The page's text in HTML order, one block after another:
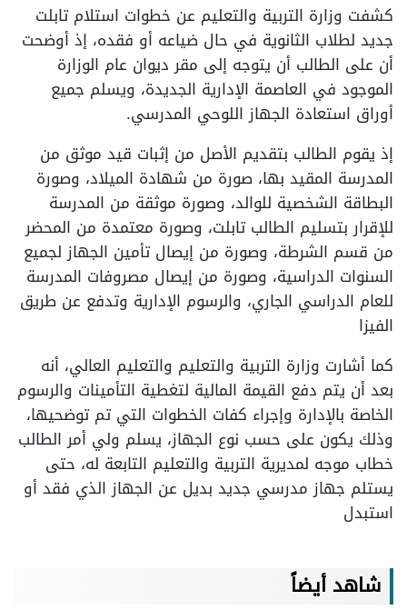
كشفت وزارة التربية والتعليم عن خطوات استلام تابلت
جديد لطلاب الثانوية في حال ضياعه أو فقده، إذ أوضحت
أن على الطالب أن يتوجه إلى مقر ديوان عام الوزارة
الموجود في العاصمة الإدارية الجديدة، ويسلم جميع
أوراق استعادة الجهاز اللوحي المدرسي.
إذ يقوم الطالب بتقديم الأصل من إثبات قيد موثق من
المدرسة المقيد بها، صورة من شهادة الميلاد، وصورة
البطاقة الشخصية للوالد، وصورة موثقة من المدرسة
للإقرار بتسليم الطالب تابلت، وصورة معتمدة من المحضر
من قسم الشرطة، وصورة من إيصال تأمين الجهاز لجميع
السنوات الدراسية، وصورة من إيصال مصروفات المدرسة
للعام الدراسي الجاري، والرسوم الإدارية وتدفع عن طريق
الفيزا
كما أشارت وزارة التربية والتعليم والتعليم العالي، أنه
بعد أن يتم دفع القيمة المالية لتغطية التأمينات والرسوم
الخاصة بالإدارة وإجراء كفات الخطوات التي تم توضحيها،
وذلك يكون على حسب نوع الجهاز، يسلم ولي أمر الطالب
خطاب موجه لمديرية التربية والتعليم التابعة له، حتى
يستلم جهاز مدرسي جديد بديل عن الجهاز الذي فقد أو
استبدل
شاهد أيضاً